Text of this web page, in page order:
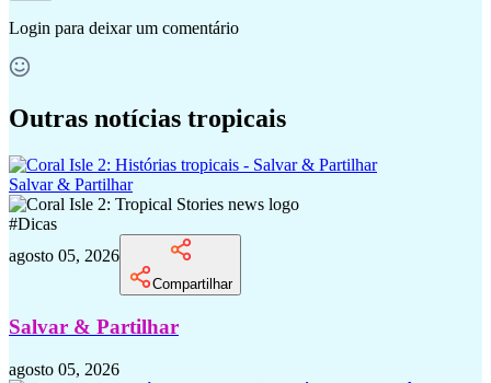
Login para deixar um comentário
Outras notícias tropicais
Salvar & Partilhar
#Dicas
agosto 05, 2026
Compartilhar
Salvar & Partilhar
agosto 05, 2026